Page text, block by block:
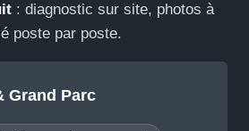
: diagnostic sur site, photos à
poste par poste.
Grand Parc